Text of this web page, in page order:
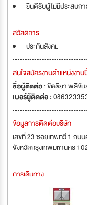
ยินดีรับผู้ไม่มีประสบก
สวัสดิการ
ประกันสังคม
สนใจสมัครงานตำแหน่งง
ชื่อผู้ติดต่อ :ขัตติยา พลีขัน
เบอร์ผู้ติดต่อ :
ข้อมูลการติดต่อบริษัท
เลขที่ 23 ซอยเทพทวี 1 ถน
จังหวัดกรุงเทพมหานคร
การเดินทาง